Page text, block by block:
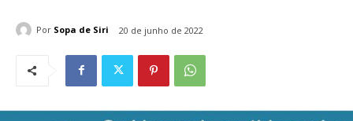
Por Sopa de Siri 20 de junho de 2022